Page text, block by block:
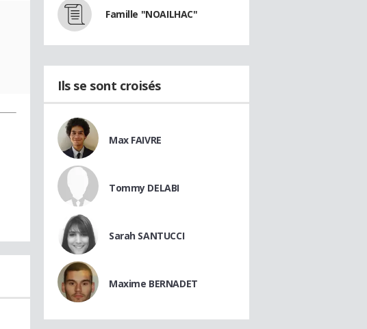
Famille "NOAILHAC"
Ils se sont croisés
Max FAIVRE
Tommy DELABI
Sarah SANTUCCI
Maxime BERNADET